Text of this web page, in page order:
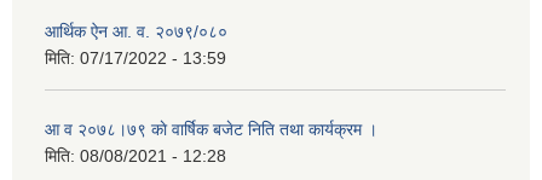
आर्थिक ऐन आ. व. २०७९/०८०
मिति: 07/17/2022 - 13:59
आ व २०७८।७९ काे वार्षिक बजेट निति तथा कार्यक्रम ।
मिति: 08/08/2021 - 12:28